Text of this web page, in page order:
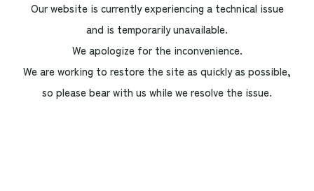
Our website is currently experiencing a technical issue
and is temporarily unavailable.
We apologize for the inconvenience.
We are working to restore the site as quickly as possible,
so please bear with us while we resolve the issue.